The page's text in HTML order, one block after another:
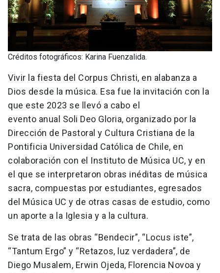
Créditos fotográficos: Karina Fuenzalida.
Vivir la fiesta del Corpus Christi, en alabanza a
Dios desde la música. Esa fue la invitación con la
que este 2023 se llevó a cabo el
evento anual Soli Deo Gloria, organizado por la
Dirección de Pastoral y Cultura Cristiana de la
Pontificia Universidad Católica de Chile, en
colaboración con el Instituto de Música UC, y en
el que se interpretaron obras inéditas de música
sacra, compuestas por estudiantes, egresados
del Música UC y de otras casas de estudio, como
un aporte a la Iglesia y a la cultura.
Se trata de las obras “Bendecir”, “Locus iste”,
“Tantum Ergo” y “Retazos, luz verdadera”, de
Diego Musalem, Erwin Ojeda, Florencia Novoa y